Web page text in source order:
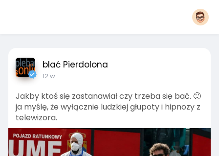
blać Pierdolona
12 w
Jakby ktoś się zastanawiał czy trzeba się bać. 🙂
ja myślę, że wyłącznie ludzkiej głupoty i hipnozy z
telewizora.